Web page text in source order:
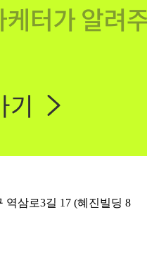
삼로3길 17 (혜진빌딩 8